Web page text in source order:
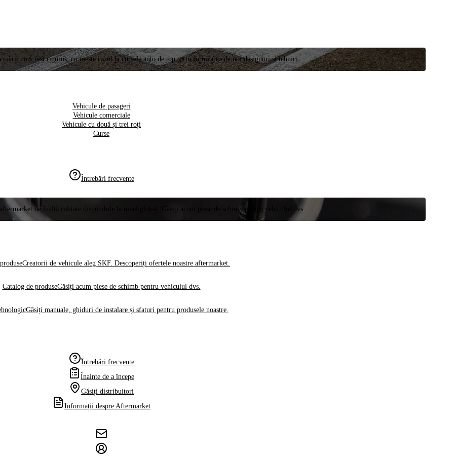
unui test riguros, cu meste cazul la cursele auto de top, prin furnizarea de noi designuri și tehnici.
Vehicule de pasageri
Vehicule comerciale
Vehicule cu două și trei roți
Curse
Întrebări frecvente
de înaltă calitate disponibile la nivel global. Găsiți acum piese de schimb pentru vehiculul dvs.
Creatorii de vehicule aleg SKF. Descoperiți ofertele noastre aftermarket.
Catalog de produseGăsiți acum piese de schimb pentru vehiculul dvs.
Găsiți manuale, ghiduri de instalare și sfaturi pentru produsele noastre.
Întrebări frecvente
Înainte de a începe
Găsiți distribuitori
Informații despre Aftermarket